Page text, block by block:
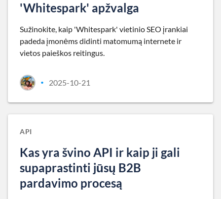
'Whitespark' apžvalga
Sužinokite, kaip 'Whitespark' vietinio SEO įrankiai
padeda įmonėms didinti matomumą internete ir
vietos paieškos reitingus.
• 2025-10-21
API
Kas yra švino API ir kaip ji gali
supaprastinti jūsų B2B
pardavimo procesą